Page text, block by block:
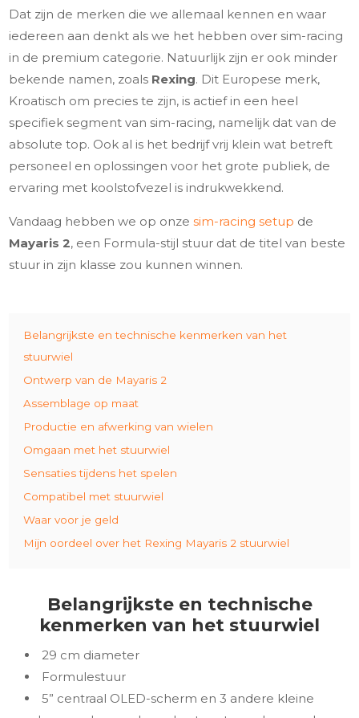
Dat zijn de merken die we allemaal kennen en waar
iedereen aan denkt als we het hebben over sim-racing
in de premium categorie. Natuurlijk zijn er ook minder
bekende namen, zoals Rexing. Dit Europese merk,
Kroatisch om precies te zijn, is actief in een heel
specifiek segment van sim-racing, namelijk dat van de
absolute top. Ook al is het bedrijf vrij klein wat betreft
personeel en oplossingen voor het grote publiek, de
ervaring met koolstofvezel is indrukwekkend.
Vandaag hebben we op onzesim-racing setup de
Mayaris 2, een Formula-stijl stuur dat de titel van beste
stuur in zijn klasse zou kunnen winnen.
Belangrijkste en technische kenmerken van het
stuurwiel
Ontwerp van de Mayaris 2
Assemblage op maat
Productie en afwerking van wielen
Omgaan met het stuurwiel
Sensaties tijdens het spelen
Compatibel met stuurwiel
Waar voor je geld
Mijn oordeel over het Rexing Mayaris 2 stuurwiel
Belangrijkste en technische
kenmerken van het stuurwiel
29 cm diameter
Formulestuur
5” centraal OLED-scherm en 3 andere kleine